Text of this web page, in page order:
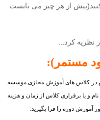
از هر چیز می بایست
نظریه کرد..
.
مستمر):
نام در کلاس های آموزش مجازی موسسه
و یا برقراری کلاس از زمان و هزینه
آموزش دوره را فرا بگیرید.